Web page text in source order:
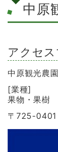
中原
アクセ
中原観光農園
[業種]
果物・果樹
〒725-